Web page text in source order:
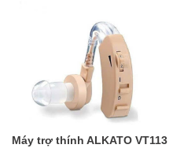
Máy trợ thính ALKATO VT113